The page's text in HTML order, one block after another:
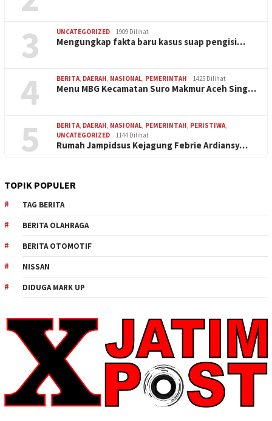
3 UNCATEGORIZED 1909 Dilihat
Mengungkap fakta baru kasus suap pengisi…
4 BERITA, DAERAH, NASIONAL, PEMERINTAH 1425 Dilihat
Menu MBG Kecamatan Suro Makmur Aceh Sing…
5 BERITA, DAERAH, NASIONAL, PEMERINTAH, PERISTIWA,
UNCATEGORIZED
1144 Dilihat
Rumah Jampidsus Kejagung Febrie Ardiansy…
TOPIK POPULER
TAG BERITA
BERITA OLAHRAGA
BERITA OTOMOTIF
NISSAN
DIDUGA MARK UP